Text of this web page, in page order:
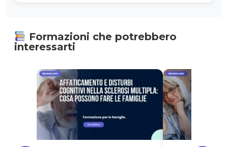
Formazioni che potrebbero
interessarti